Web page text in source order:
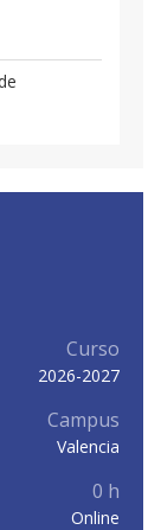
Curso
2026-2027
Campus
Valencia
0 h
Online